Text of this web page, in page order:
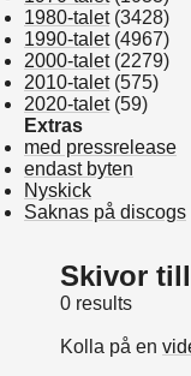
1980-talet(3428)
1990-talet(4967)
2000-talet(2279)
2010-talet(575)
2020-talet(59)
Extras
med pressrelease
endast byten
Nyskick
Saknas på discogs
Skivor
0 results
Kolla på en